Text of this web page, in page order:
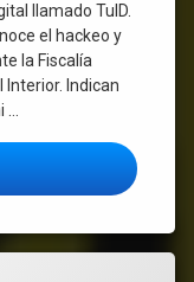
llamado TuID.
el hackeo y
la Fiscalía
Interior. Indican
en Uruguay al